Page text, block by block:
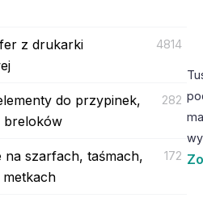
z drukarki
4814
do przypinek,
breloków
282
na szarfach, taśmach,
172